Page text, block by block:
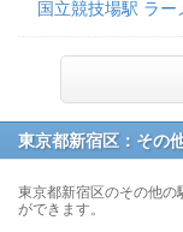
国立競技場駅 ラー
東京都新宿区：その
東京都新宿区のその他の
ができます。